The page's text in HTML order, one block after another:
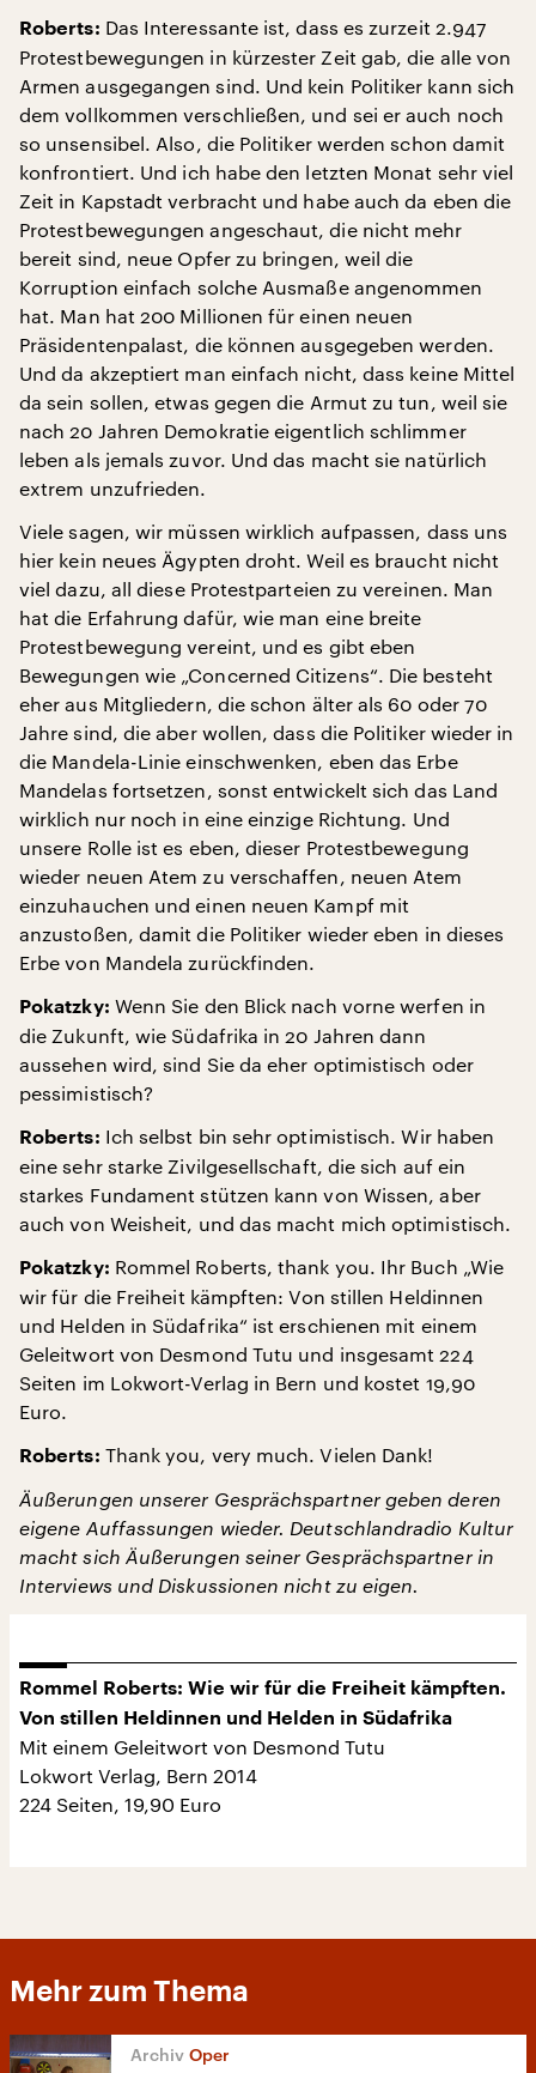
Roberts: Das Interessante ist, dass es zurzeit 2.947
Protestbewegungen in kürzester Zeit gab, die alle von
Armen ausgegangen sind. Und kein Politiker kann sich
dem vollkommen verschließen, und sei er auch noch
so unsensibel. Also, die Politiker werden schon damit
konfrontiert. Und ich habe den letzten Monat sehr viel
Zeit in Kapstadt verbracht und habe auch da eben die
Protestbewegungen angeschaut, die nicht mehr
bereit sind, neue Opfer zu bringen, weil die
Korruption einfach solche Ausmaße angenommen
hat. Man hat 200 Millionen für einen neuen
Präsidentenpalast, die können ausgegeben werden.
Und da akzeptiert man einfach nicht, dass keine Mittel
da sein sollen, etwas gegen die Armut zu tun, weil sie
nach 20 Jahren Demokratie eigentlich schlimmer
leben als jemals zuvor. Und das macht sie natürlich
extrem unzufrieden.
Viele sagen, wir müssen wirklich aufpassen, dass uns
hier kein neues Ägypten droht. Weil es braucht nicht
viel dazu, all diese Protestparteien zu vereinen. Man
hat die Erfahrung dafür, wie man eine breite
Protestbewegung vereint, und es gibt eben
Bewegungen wie „Concerned Citizens“. Die besteht
eher aus Mitgliedern, die schon älter als 60 oder 70
Jahre sind, die aber wollen, dass die Politiker wieder in
die Mandela-Linie einschwenken, eben das Erbe
Mandelas fortsetzen, sonst entwickelt sich das Land
wirklich nur noch in eine einzige Richtung. Und
unsere Rolle ist es eben, dieser Protestbewegung
wieder neuen Atem zu verschaffen, neuen Atem
einzuhauchen und einen neuen Kampf mit
anzustoßen, damit die Politiker wieder eben in dieses
Erbe von Mandela zurückfinden.
Pokatzky: Wenn Sie den Blick nach vorne werfen in
die Zukunft, wie Südafrika in 20 Jahren dann
aussehen wird, sind Sie da eher optimistisch oder
pessimistisch?
Roberts: Ich selbst bin sehr optimistisch. Wir haben
eine sehr starke Zivilgesellschaft, die sich auf ein
starkes Fundament stützen kann von Wissen, aber
auch von Weisheit, und das macht mich optimistisch.
Pokatzky: Rommel Roberts, thank you. Ihr Buch „Wie
wir für die Freiheit kämpften: Von stillen Heldinnen
und Helden in Südafrika“ ist erschienen mit einem
Geleitwort von Desmond Tutu und insgesamt 224
Seiten im Lokwort-Verlag in Bern und kostet 19,90
Euro.
Roberts: Thank you, very much. Vielen Dank!
Äußerungen unserer Gesprächspartner geben deren
eigene Auffassungen wieder. Deutschlandradio Kultur
macht sich Äußerungen seiner Gesprächspartner in
Interviews und Diskussionen nicht zu eigen.
Rommel Roberts: Wie wir für die Freiheit kämpften.
Von stillen Heldinnen und Helden in Südafrika
Mit einem Geleitwort von Desmond Tutu
Lokwort Verlag, Bern 2014
224 Seiten, 19,90 Euro
Mehr zum Thema
Oper